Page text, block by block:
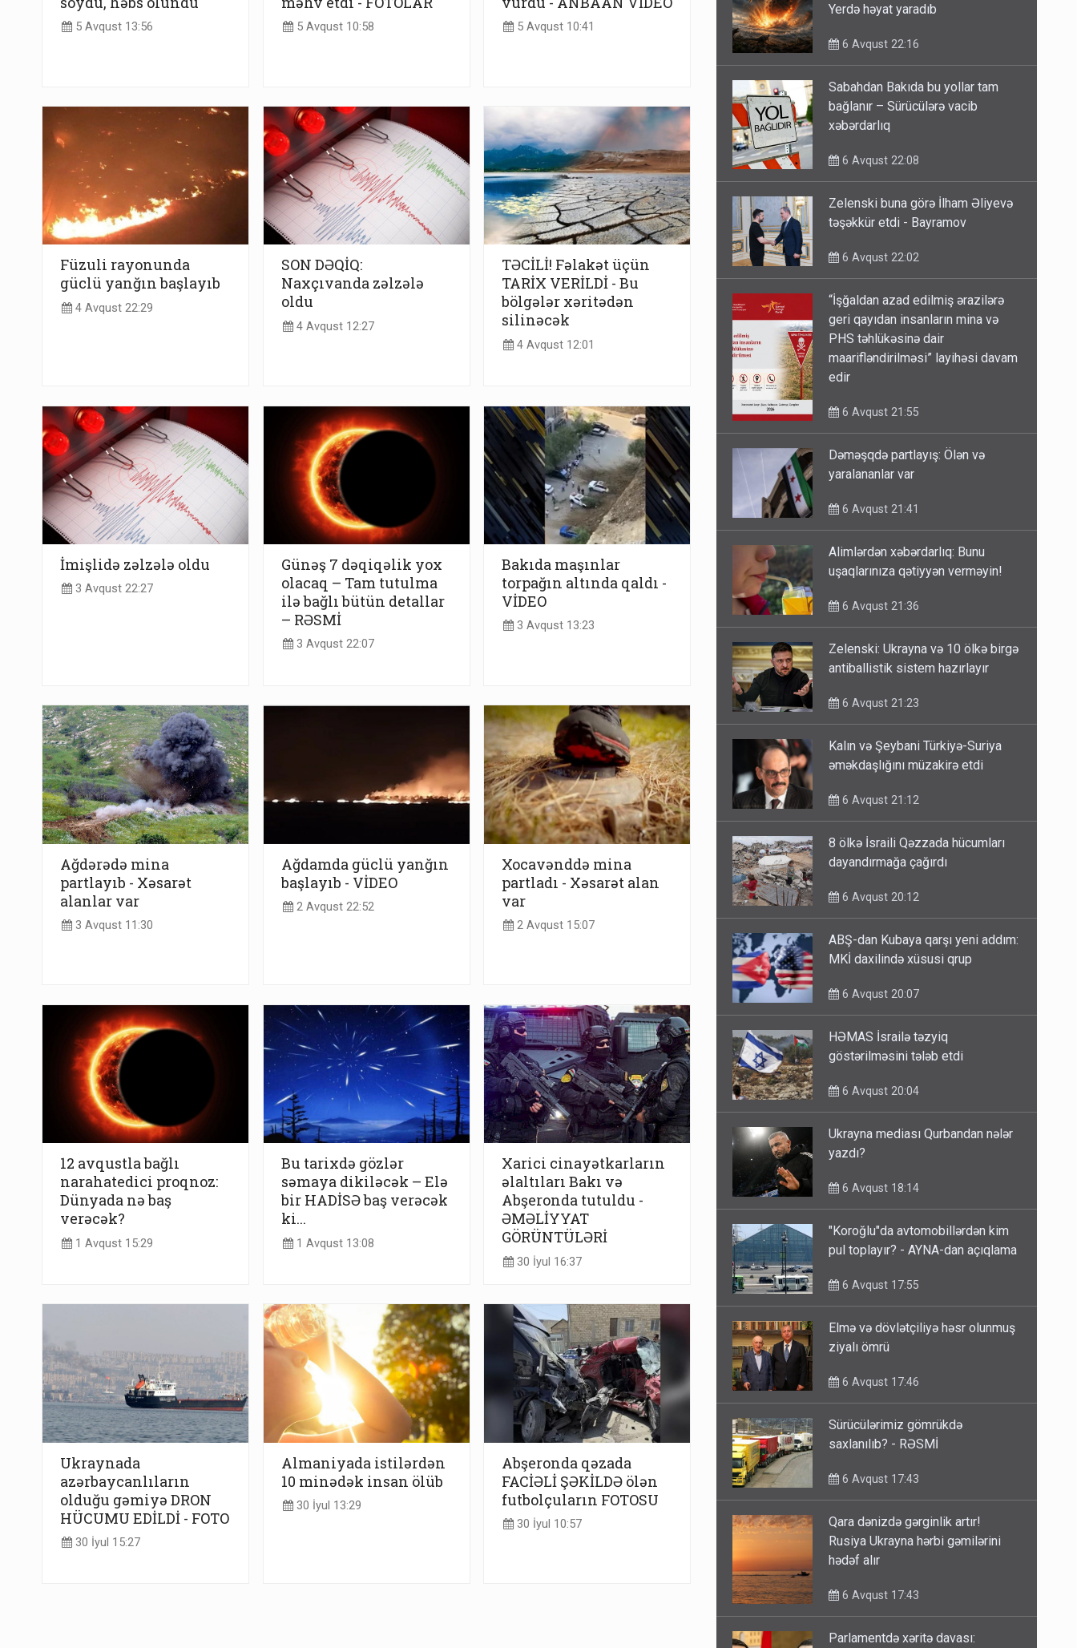
5 Avqust 13:56 5 Avqust 10:58 5 Avqust 10:41
Füzuli rayonunda
güclü yanğın başlayıb
4 Avqust 22:29
SON DƏQİQ:
Naxçıvanda zəlzələ
oldu
4 Avqust 12:27
TƏCİLİ! Fəlakət üçün
TARİX VERİLDİ - Bu
bölgələr xəritədən
silinəcək
4 Avqust 12:01
İmişlidə zəlzələ oldu
3 Avqust 22:27
Günəş 7 dəqiqəlik yox
olacaq – Tam tutulma
ilə bağlı bütün detallar
– RƏSMİ
3 Avqust 22:07
Bakıda maşınlar
torpağın altında qaldı -
VİDEO
3 Avqust 13:23
Ağdərədə mina
partlayıb - Xəsarət
alanlar var
3 Avqust 11:30
Ağdamda güclü yanğın
başlayıb - VİDEO
2 Avqust 22:52
Xocavənddə mina
partladı - Xəsarət alan
var
2 Avqust 15:07
12 avqustla bağlı
narahatedici proqnoz:
Dünyada nə baş
verəcək?
1 Avqust 15:29
Bu tarixdə gözlər
səmaya dikiləcək – Elə
bir HADİSƏ baş verəcək
ki...
1 Avqust 13:08
Xarici cinayətkarların
əlaltıları Bakı və
Abşeronda tutuldu -
ƏMƏLİYYAT
GÖRÜNTÜLƏRİ
30 İyul 16:37
Ukraynada
azərbaycanlıların
olduğu gəmiyə DRON
HÜCUMU EDİLDİ - FOTO
30 İyul 15:27
Almaniyada istilərdən
10 minədək insan ölüb
30 İyul 13:29
Abşeronda qəzada
FACİƏLİ ŞƏKİLDƏ ölən
futbolçuların FOTOSU
30 İyul 10:57
Yerdə həyat yaradıb
6 Avqust 22:16
Sabahdan Bakıda bu yollar tam
bağlanır – Sürücülərə vacib
xəbərdarlıq
6 Avqust 22:08
Zelenski buna görə İlham Əliyevə
təşəkkür etdi - Bayramov
6 Avqust 22:02
“İşğaldan azad edilmiş ərazilərə
geri qayıdan insanların mina və
PHS təhlükəsinə dair
maarifləndirilməsi” layihəsi davam
edir
6 Avqust 21:55
Dəməşqdə partlayış: Ölən və
yaralananlar var
6 Avqust 21:41
Alimlərdən xəbərdarlıq: Bunu
uşaqlarınıza qətiyyən verməyin!
6 Avqust 21:36
Zelenski: Ukrayna və 10 ölkə birgə
antiballistik sistem hazırlayır
6 Avqust 21:23
Kalın və Şeybani Türkiyə-Suriya
əməkdaşlığını müzakirə etdi
6 Avqust 21:12
8 ölkə İsraili Qəzzada hücumları
dayandırmağa çağırdı
6 Avqust 20:12
ABŞ-dan Kubaya qarşı yeni addım:
MKİ daxilində xüsusi qrup
6 Avqust 20:07
HƏMAS İsrailə təzyiq
göstərilməsini tələb etdi
6 Avqust 20:04
Ukrayna mediası Qurbandan nələr
yazdı?
6 Avqust 18:14
"Koroğlu"da avtomobillərdən kim
pul toplayır? - AYNA-dan açıqlama
6 Avqust 17:55
Elmə və dövlətçiliyə həsr olunmuş
ziyalı ömrü
6 Avqust 17:46
Sürücülərimiz gömrükdə
saxlanılıb? - RƏSMİ
6 Avqust 17:43
Qara dənizdə gərginlik artır!
Rusiya Ukrayna hərbi gəmilərini
hədəf alır
6 Avqust 17:43
Parlamentdə xəritə davası: